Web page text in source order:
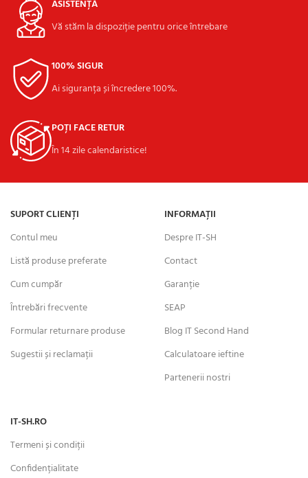
ASISTENȚĂ
Vă stăm la dispoziție pentru orice întrebare
100% SIGUR
Ai siguranța și încredere 100%.
POȚI FACE RETUR
În 14 zile calendaristice!
SUPORT CLIENȚI
Contul meu
Listă produse preferate
Cum cumpăr
Întrebări frecvente
Formular returnare produse
Sugestii și reclamații
INFORMAȚII
Despre IT-SH
Contact
Garanție
SEAP
Blog IT Second Hand
Calculatoare ieftine
Partenerii nostri
IT-SH.RO
Termeni și condiții
Confidențialitate